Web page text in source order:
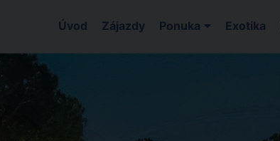
Úvod Zájazdy Ponuka Exotika